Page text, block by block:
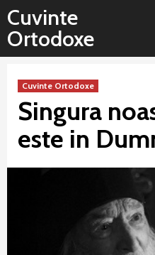
Sari
conținut
Cuvinte
Ortodoxe
Cuvinte Ortodoxe
Singura
este in